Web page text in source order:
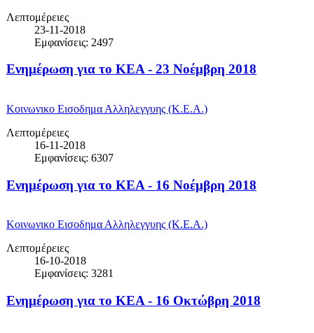
Λεπτομέρειες
23-11-2018
Εμφανίσεις: 2497
Ενημέρωση για το ΚΕΑ - 23 Νοέμβρη 2018
Κοινωνικο Εισοδημα Αλληλεγγυης (Κ.Ε.Α.)
Λεπτομέρειες
16-11-2018
Εμφανίσεις: 6307
Ενημέρωση για το ΚΕΑ - 16 Νοέμβρη 2018
Κοινωνικο Εισοδημα Αλληλεγγυης (Κ.Ε.Α.)
Λεπτομέρειες
16-10-2018
Εμφανίσεις: 3281
Ενημέρωση για το ΚΕΑ - 16 Οκτώβρη 2018